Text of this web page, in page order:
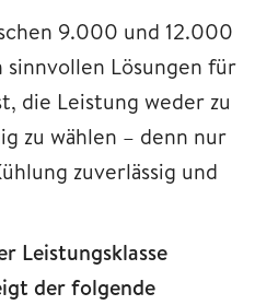
9.000 und 12.000
Lösungen für
die Leistung weder zu
zu wählen – denn nur
zuverlässig und
Leistungsklasse
der folgende